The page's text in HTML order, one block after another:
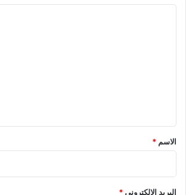
*
الاسم *
البريد الإلكتروني*